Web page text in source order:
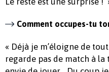
Comment occupes-tu
« Déjà je m’éloigne de
regarde pas de match à